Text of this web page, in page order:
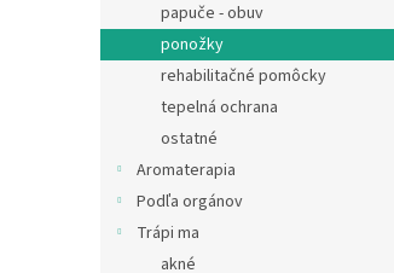
papuče - obuv
ponožky
rehabilitačné pomôcky
tepelná ochrana
ostatné
Aromaterapia
Podľa orgánov
Trápi ma
akné